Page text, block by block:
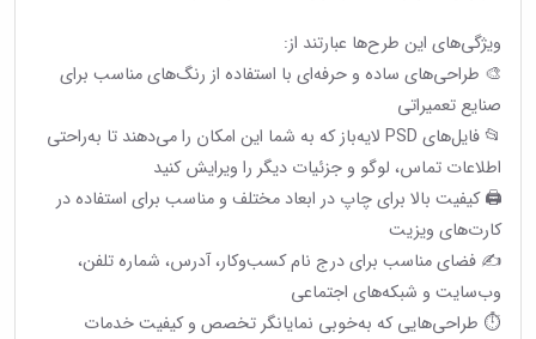
ویژگی‌های این طرح‌ها عبارتند از:
🎨 طراحی‌های ساده و حرفه‌ای با استفاده از رنگ‌های مناسب برای
صنایع تعمیراتی
📂 فایل‌های PSD لایه‌باز که به شما این امکان را می‌دهند تا به‌راحتی
اطلاعات تماس، لوگو و جزئیات دیگر را ویرایش کنید
🖨 کیفیت بالا برای چاپ در ابعاد مختلف و مناسب برای استفاده در
کارت‌های ویزیت
✍️ فضای مناسب برای درج نام کسب‌وکار، آدرس، شماره تلفن،
وب‌سایت و شبکه‌های اجتماعی
⏱ طراحی‌هایی که به‌خوبی نمایانگر تخصص و کیفیت خدمات